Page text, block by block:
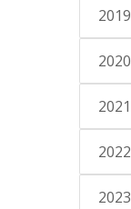
2019
2020
2021
2022
2023